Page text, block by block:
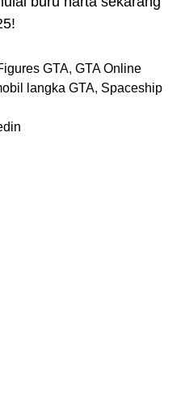
GTA, GTA Online
langka GTA, Spaceship